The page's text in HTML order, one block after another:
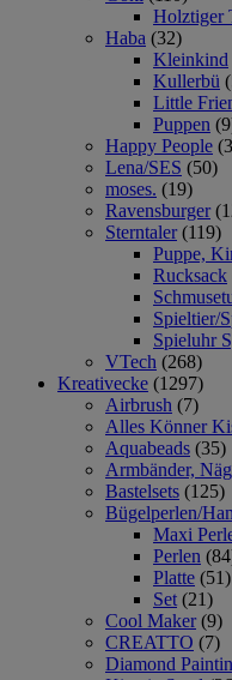
Holztiger
Haba (32)
Kleinkind
Kullerbü
Little
Puppen
Happy People
Lena/SES (50)
moses. (19)
Ravensburger
Sterntaler (119)
Puppe,
Rucksack
Spieltier/
Spieluhr
VTech (268)
Kreativecke (1297)
Airbrush (7)
Alles Könner
Aquabeads (35)
Armbänder,
Bastelsets (125)
Bügelperlen/
Maxi
Perlen
Platte (51)
Set (21)
Cool Maker (9)
CREATTO (7)
Diamond